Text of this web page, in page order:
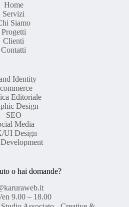
Home
Servizi
Siamo
Progetti
Clienti
Contatti
Identity
Editoriale
Design
SEO
Media
UI Design
o hai domande?
9.00 – 18.00